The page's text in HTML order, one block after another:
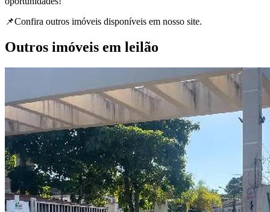
📌Confira outros imóveis disponíveis em nosso site.
Outros imóveis em leilão